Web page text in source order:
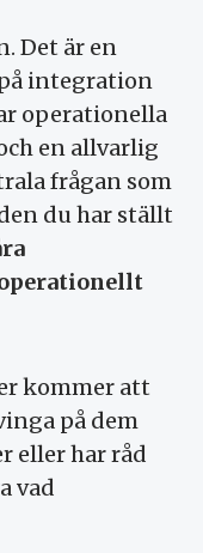
Det är en
integration
operationella
en allvarlig
frågan som
du har ställt
kommer att
på dem
eller har råd
vad